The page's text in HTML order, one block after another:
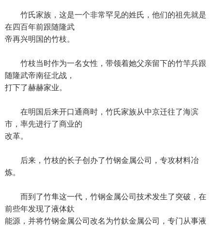
竹氏家族，这是一个非常罕见的姓氏，他们的祖先就是
在四百年前跟随隆武
帝再兴明国的竹枝。
竹枝当时作为一名女性，带领着她父亲留下的竹竿兵跟
随隆武帝南征北战，
打下了赫赫家业。
在明国后来开口通商时，竹氏家族从中京迁往了海滨
市，率先进行了商业的
改革。
后来，竹枝的长子创办了竹钢金属公司，专攻材料冶
炼。
而到了竹隼这一代，竹钢金属公司技术发生了突破，在
前些年发现了液体釱
能源，并将竹钢金属公司改名为竹釱金属公司，专门从事液